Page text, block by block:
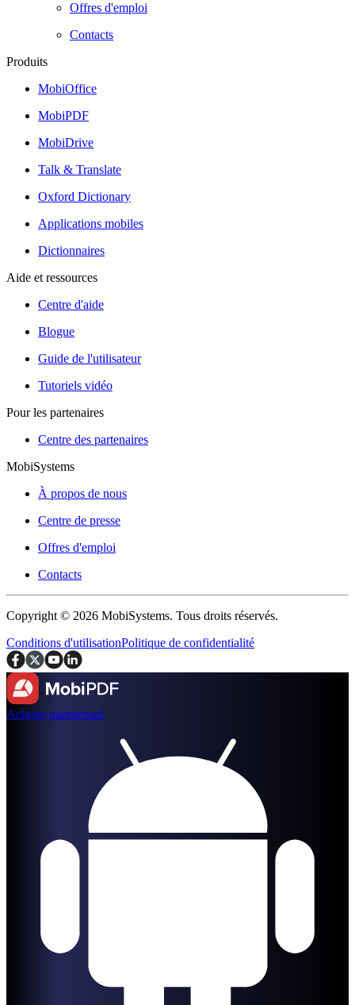
Offres d'emploi
Contacts
Produits
MobiOffice
MobiPDF
MobiDrive
Talk & Translate
Oxford Dictionary
Applications mobiles
Dictionnaires
Aide et ressources
Centre d'aide
Blogue
Guide de l'utilisateur
Tutoriels vidéo
Pour les partenaires
Centre des partenaires
MobiSystems
À propos de nous
Centre de presse
Offres d'emploi
Contacts
Copyright © 2026 MobiSystems. Tous droits réservés.
Conditions d'utilisationPolitique de confidentialité
Acheter maintenant